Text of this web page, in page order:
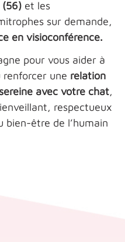
(56) et les
sur demande,
en visioconférence.
pour vous aider à
une relation
avec votre chat,
respectueux
bien-être de l’humain